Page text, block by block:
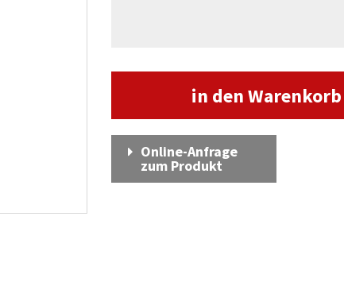
in den Warenkorb
Online-Anfrage
zum Produkt